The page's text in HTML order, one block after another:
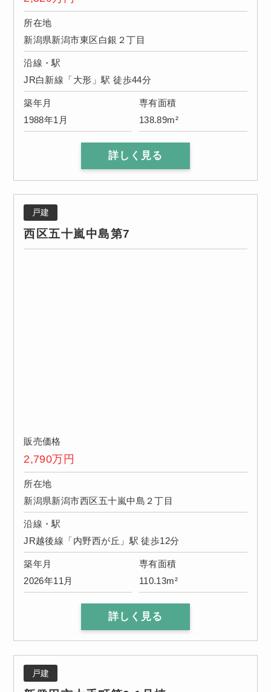
所在地
新潟県新潟市東区白銀２丁目
沿線・駅
JR白新線「大形」駅 徒歩44分
築年月
1988年1月
専有面積
138.89m²
詳しく見る
戸建
西区五十嵐中島第7
販売価格
2,790万円
所在地
新潟県新潟市西区五十嵐中島２丁目
沿線・駅
JR越後線「内野西が丘」駅 徒歩12分
築年月
2026年11月
専有面積
110.13m²
詳しく見る
戸建